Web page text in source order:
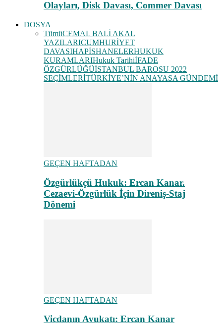
Olayları, Disk Davası, Commer Davası
DOSYA
TümüCEMAL BALİ AKAL
YAZILARICUMHURİYET
DAVASIHAPİSHANELERHUKUK
KURAMLARIHukuk TarihiİFADE
ÖZGÜRLÜĞÜİSTANBUL BAROSU 2022
SEÇİMLERİTÜRKİYE’NİN ANAYASA GÜNDEMİ
GEÇEN HAFTADAN
Özgürlükçü Hukuk: Ercan Kanar.
Cezaevi-Özgürlük İçin Direniş-Staj
Dönemi
GEÇEN HAFTADAN
Vicdanın Avukatı: Ercan Kanar